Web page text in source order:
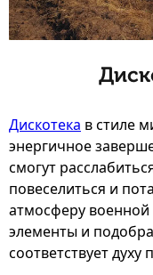
Дискотека в стиле
энергичное
смогут
повеселиться и
атмосферу военной
элементы и
соответствует